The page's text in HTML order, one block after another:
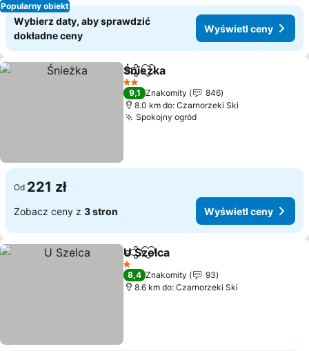
Popularny obiekt
Wybierz daty, aby sprawdzić
dokładne ceny
Wyświetl ceny
UdostępnijDodaj do ulubionych
Śnieżka
2 Kategoria
9,1 Znakomity
846
8.0 km do: Czarnorzeki Ski
Spokojny ogród
Od 221 zł
Zobacz ceny z 3 stron Wyświetl ceny
UdostępnijDodaj do ulubionych
U Szelca
1 Kategoria
8,4 Znakomity
93
8.6 km do: Czarnorzeki Ski